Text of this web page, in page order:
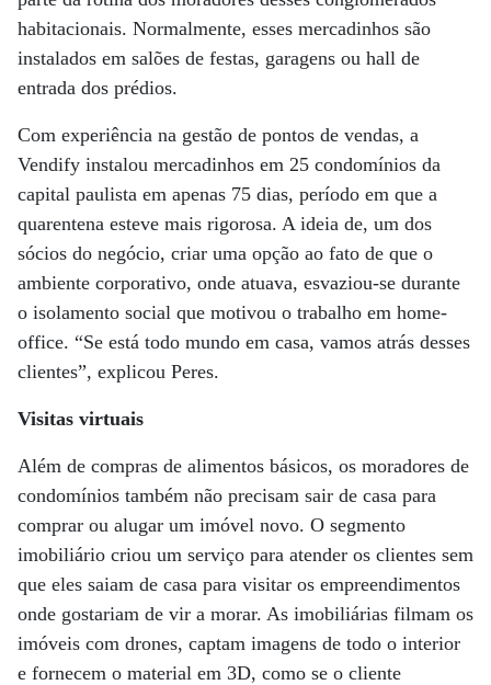
habitacionais. Normalmente, esses mercadinhos são
instalados em salões de festas, garagens ou hall de
entrada dos prédios.
Com experiência na gestão de pontos de vendas, a
Vendify instalou mercadinhos em 25 condomínios da
capital paulista em apenas 75 dias, período em que a
quarentena esteve mais rigorosa. A ideia de, um dos
sócios do negócio, criar uma opção ao fato de que o
ambiente corporativo, onde atuava, esvaziou-se durante
o isolamento social que motivou o trabalho em home-
office. “Se está todo mundo em casa, vamos atrás desses
clientes”, explicou Peres.
Visitas virtuais
Além de compras de alimentos básicos, os moradores de
condomínios também não precisam sair de casa para
comprar ou alugar um imóvel novo. O segmento
imobiliário criou um serviço para atender os clientes sem
que eles saiam de casa para visitar os empreendimentos
onde gostariam de vir a morar. As imobiliárias filmam os
imóveis com drones, captam imagens de todo o interior
e fornecem o material em 3D, como se o cliente